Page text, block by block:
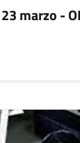
marzo -